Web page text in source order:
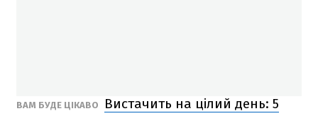
ВАМ БУДЕ ЦІКАВО
Вистачить на цілий день: 5